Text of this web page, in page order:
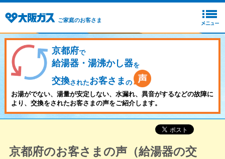
ご家庭のお客さま
京都府で
給湯器・湯沸かし器を
交換されたお客さま の
お湯がでない、湯量が安定しない、水漏れ、異音がするなどの故障に
より、交換をされたお客さまの声をご紹介します。
京都府のお客さまの声（給湯器の交